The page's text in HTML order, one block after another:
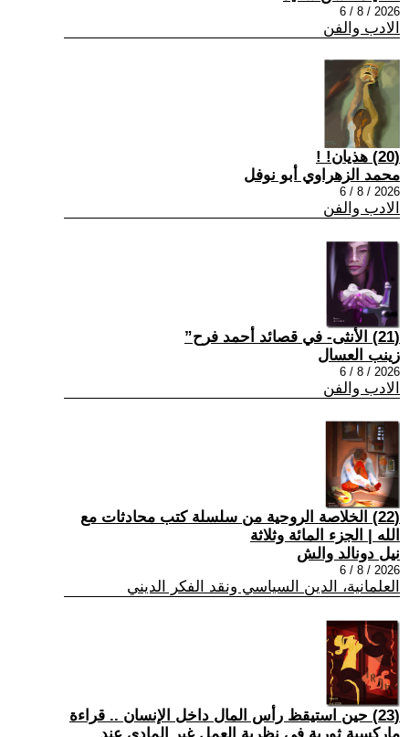
2026 / 8 / 6
الادب والفن
(20) هذيان! !
محمد الزهراوي أبو نوفل
2026 / 8 / 6
الادب والفن
(21) الأنثى- في قصائد أحمد فرح”
زينب العسال
2026 / 8 / 6
الادب والفن
(22) الخلاصة الروحية من سلسلة كتب محادثات مع
الله | الجزء المائة وثلاثة
نيل دونالد والش
2026 / 8 / 6
العلمانية، الدين السياسي ونقد الفكر الديني
(23) حين استيقظ رأس المال داخل الإنسان .. قراءة